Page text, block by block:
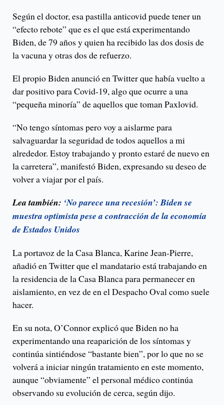
Según el doctor, esa pastilla anticovid puede tener un
“efecto rebote” que es el que está experimentando
Biden, de 79 años y quien ha recibido las dos dosis de
la vacuna y otras dos de refuerzo.
El propio Biden anunció en Twitter que había vuelto a
dar positivo para Covid-19, algo que ocurre a una
“pequeña minoría” de aquellos que toman Paxlovid.
“No tengo síntomas pero voy a aislarme para
salvaguardar la seguridad de todos aquellos a mi
alrededor. Estoy trabajando y pronto estaré de nuevo en
la carretera”, manifestó Biden, expresando su deseo de
volver a viajar por el país.
Lea también: ‘No parece una recesión’: Biden se
muestra optimista pese a contracción de la economía
de Estados Unidos
La portavoz de la Casa Blanca, Karine Jean-Pierre,
añadió en Twitter que el mandatario está trabajando en
la residencia de la Casa Blanca para permanecer en
aislamiento, en vez de en el Despacho Oval como suele
hacer.
En su nota, O’Connor explicó que Biden no ha
experimentando una reaparición de los síntomas y
continúa sintiéndose “bastante bien”, por lo que no se
volverá a iniciar ningún tratamiento en este momento,
aunque “obviamente” el personal médico continúa
observando su evolución de cerca, según dijo.